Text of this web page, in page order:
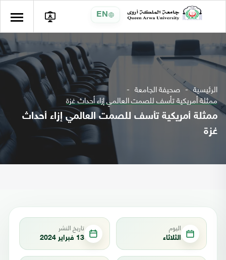
EN
الرئيسية صحيفة الجامعة
ممثلة أمريكية تأسف للصمت العالمي إزاء أحداث غزة
ممثلة أمريكية تأسف للصمت العالمي إزاء أحداث
غزة
اليوم
الثلاثاء
تاريخ النشر
13 فبراير 2024